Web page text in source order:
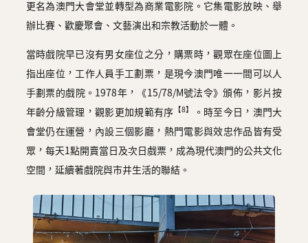
更名為澳門大會堂並轉型為商業電影院。它集電影放映、舉
辦比賽、歡慶聚會、文藝演出和宗教活動於一體。
當時戲院早已沒有男女座位之分，購票時，觀眾在座位圖上
指出座位，工作人員手工劃票，是現今澳門唯一一間可以人
手劃票的戲院。1978年，《15/78/M號法令》頒佈，影片按
年齡分級管理，觀影更加規範有序 【8】
。時至今日，澳門大
會堂仍在運營，內設三個影廳，熱門電影與效忠作品皆有受
眾，每天1點開賣當日及次日戲票，成為現代澳門的公共文化
空間，延續著戲院與市井生活的聯結。